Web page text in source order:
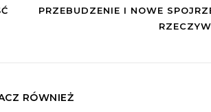
PRZEBUDZENIE I NOWE
RÓWNIEŻ